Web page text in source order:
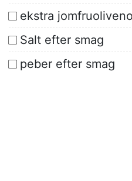
ekstra
Salt efter smag
peber efter smag